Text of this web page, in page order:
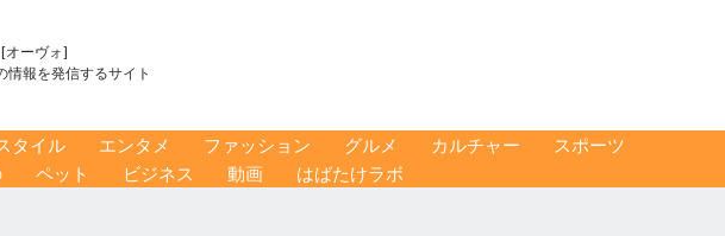
オーヴォ]
情報を発信するサイト
タイル エンタメ ファッション グルメ カルチャー
スポーツ
ペット ビジネス 動画 はばたけラボ